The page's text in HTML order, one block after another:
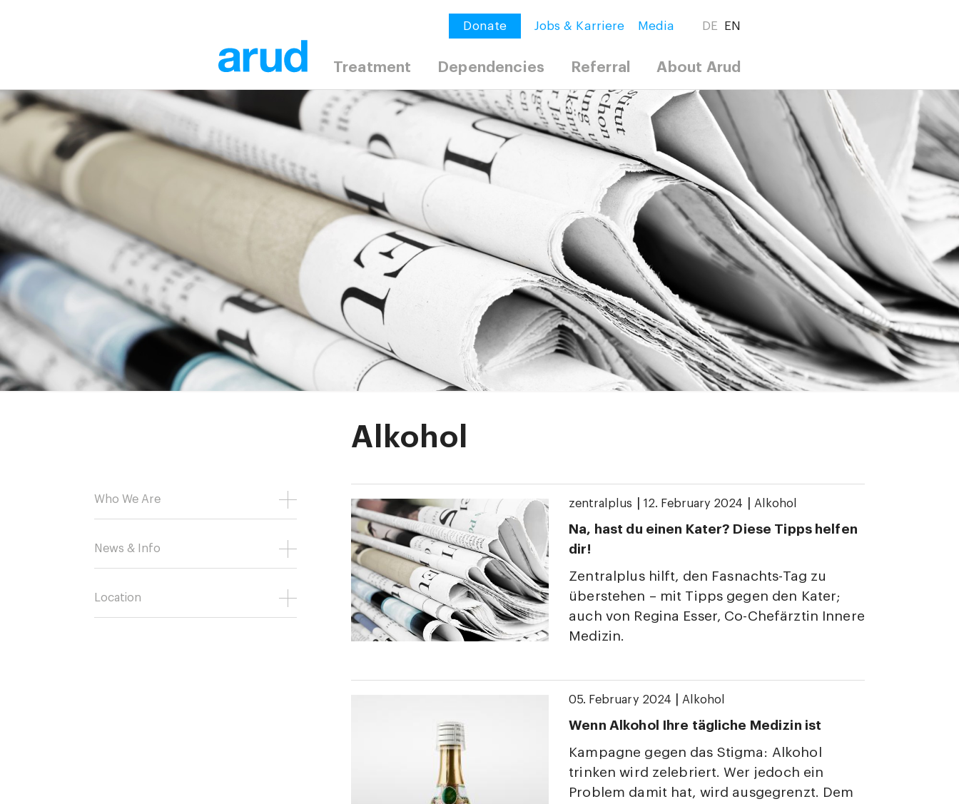
Donate Jobs & Karriere Media DE EN
Treatment Dependencies Referral About Arud
Alkohol
Who We Are
News & Info
Location
zentralplus 12. February 2024 Alkohol
Na, hast du einen Kater? Diese Tipps helfen
dir!
Zentralplus hilft, den Fasnachts-Tag zu
überstehen – mit Tipps gegen den Kater;
auch von Regina Esser, Co-Chefärztin Innere
Medizin.
05. February 2024 Alkohol
Wenn Alkohol Ihre tägliche Medizin ist
Kampagne gegen das Stigma: Alkohol
trinken wird zelebriert. Wer jedoch ein
Problem damit hat, wird ausgegrenzt. Dem